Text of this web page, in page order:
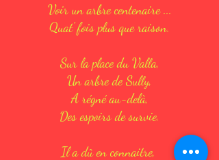
Voir un arbre centenaire ...
Quat' fois plus que raison.
Sur la place du Valla,
Un arbre de Sully,
A régné au-delà,
Des espoirs de survie.
Il a dû en connaitre,